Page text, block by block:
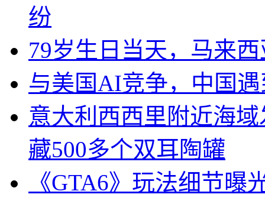
纷
79岁生日当天，马来
与美国AI竞争，中国
意大利西西里附近海
藏500多个双耳陶罐
《GTA6》玩法细节